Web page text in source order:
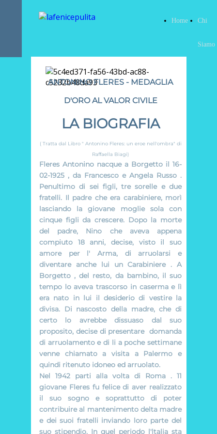
Home Chi
Siamo
ANTONINO FLERES - MEDAGLIA
D'ORO AL VALOR CIVILE
LA BIOGRAFIA
( Tratta dal Libro " Antonino Fleres: un eroe nell'ombra" di
Raffaella Biagi)
Fleres Antonino nacque a Borgetto il 16-
02-1925 , da Francesco e Angela Russo .
Penultimo di sei figli, tre sorelle e due
fratelli. Il padre che era carabiniere, morì
lasciando la giovane moglie sola con
cinque figli da crescere. Dopo la morte
del padre, Nino che aveva appena
compiuto 18 anni, decise, visto il suo
amore per l' Arma, di arruolarsi e
diventare anche lui un Carabiniere . A
Borgetto , del resto, da bambino, il suo
tempo lo aveva trascorso in caserma e lì
era nato in lui il desiderio di vestire la
divisa. Di nascosto della madre, che di
certo lo avrebbe dissuaso dal suo
proposito, decise di presentare domanda
di arruolamento e di li a poche settimane
venne chiamato a visita a Palermo e
quindi ritenuto idoneo ed arruolato.
Nel 1942 parti alla volta di Roma . 11
giovane Fleres fu felice di aver realizzato
il suo sogno e soprattutto di poter
contribuire al mantenimento delta madre
e dei suoi fratelli inviando loro parte del
suo stipendio. In quel periodo l'ltalia sta